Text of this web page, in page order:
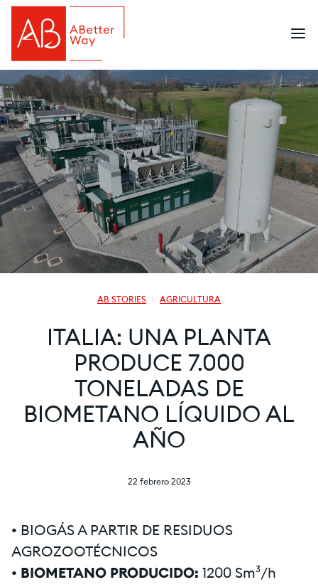
AB STORIES AGRICULTURA
ITALIA: UNA PLANTA
PRODUCE 7.000
TONELADAS DE
BIOMETANO LÍQUIDO AL
AÑO
22 febrero 2023
• BIOGÁS A PARTIR DE RESIDUOS
AGROZOOTÉCNICOS
• BIOMETANO PRODUCIDO: 1200 Sm³/h